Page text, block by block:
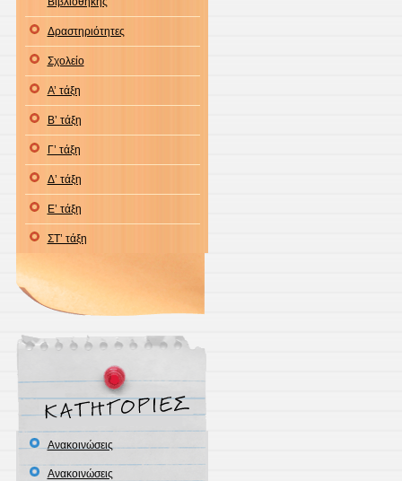
Δραστηριότητες
Σχολείο
Α’ τάξη
Β’ τάξη
Γ’ τάξη
Δ’ τάξη
Ε’ τάξη
ΣΤ’ τάξη
Ανακοινώσεις
Ανακοινώσεις